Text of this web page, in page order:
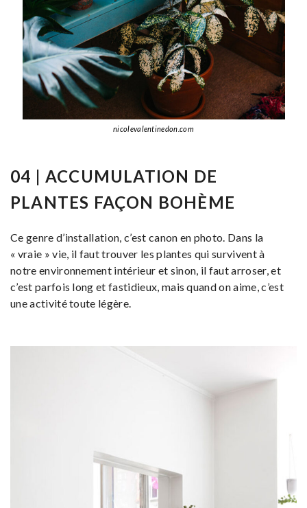
nicolevalentinedon.com
04 | ACCUMULATION DE
PLANTES FAÇON BOHÈME
Ce genre d’installation, c’est canon en photo. Dans la
« vraie » vie, il faut trouver les plantes qui survivent à
notre environnement intérieur et sinon, il faut arroser, et
c’est parfois long et fastidieux, mais quand on aime, c’est
une activité toute légère.